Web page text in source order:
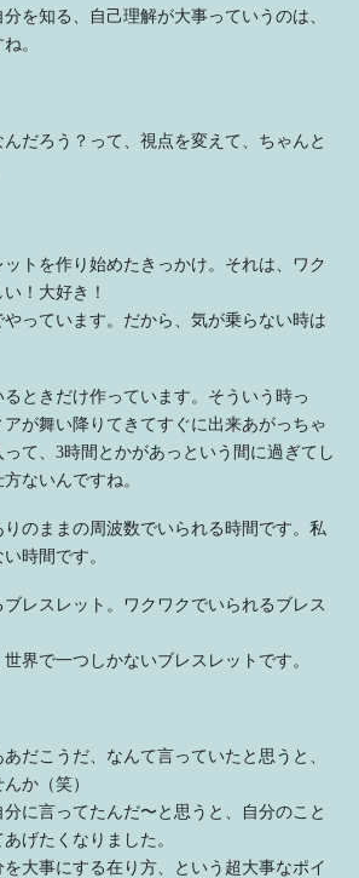
を知る、自己理解が大事っていうのは、
。
だろう？って、視点を変えて、ちゃんと
トを作り始めたきっかけ。それは、ワク
！大好き！
っています。だから、気が乗らない時は
ときだけ作っています。そういう時っ
が舞い降りてきてすぐに出来あがっちゃ
て、3時間とかがあっという間に過ぎてし
ないんですね。
のままの周波数でいられる時間です。私
時間です。
レスレット。ワクワクでいられるブレス
界で一つしかないブレスレットです。
だこうだ、なんて言っていたと思うと、
か（笑）
に言ってたんだ〜と思うと、自分のこと
げたくなりました。
大事にする在り方、という超大事なポイ